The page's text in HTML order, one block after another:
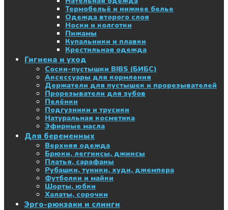
Термобельё и нижнее белье
Одежда второго слоя
Носки и колготки
Пижамы
Купальники и плавки
Крестильная одежда
Гигиена и уход
Соски-пустышки BIBS (БИБС)
Аксессуары для кормления
Держатели для пустышек и прорезывателей
Прорезыватели для зубов
Пелёнки
Подгузники и трусики
Натуральная косметика
Эфирные масла
Для беременных
Верхняя одежда
Брюки, леггинсы, джинсы
Платья, сарафаны
Рубашки, туники, худи, джемпера
Футболки и майки
Шорты, юбки
Халаты, сорочки
Эрго-рюкзаки и слинги